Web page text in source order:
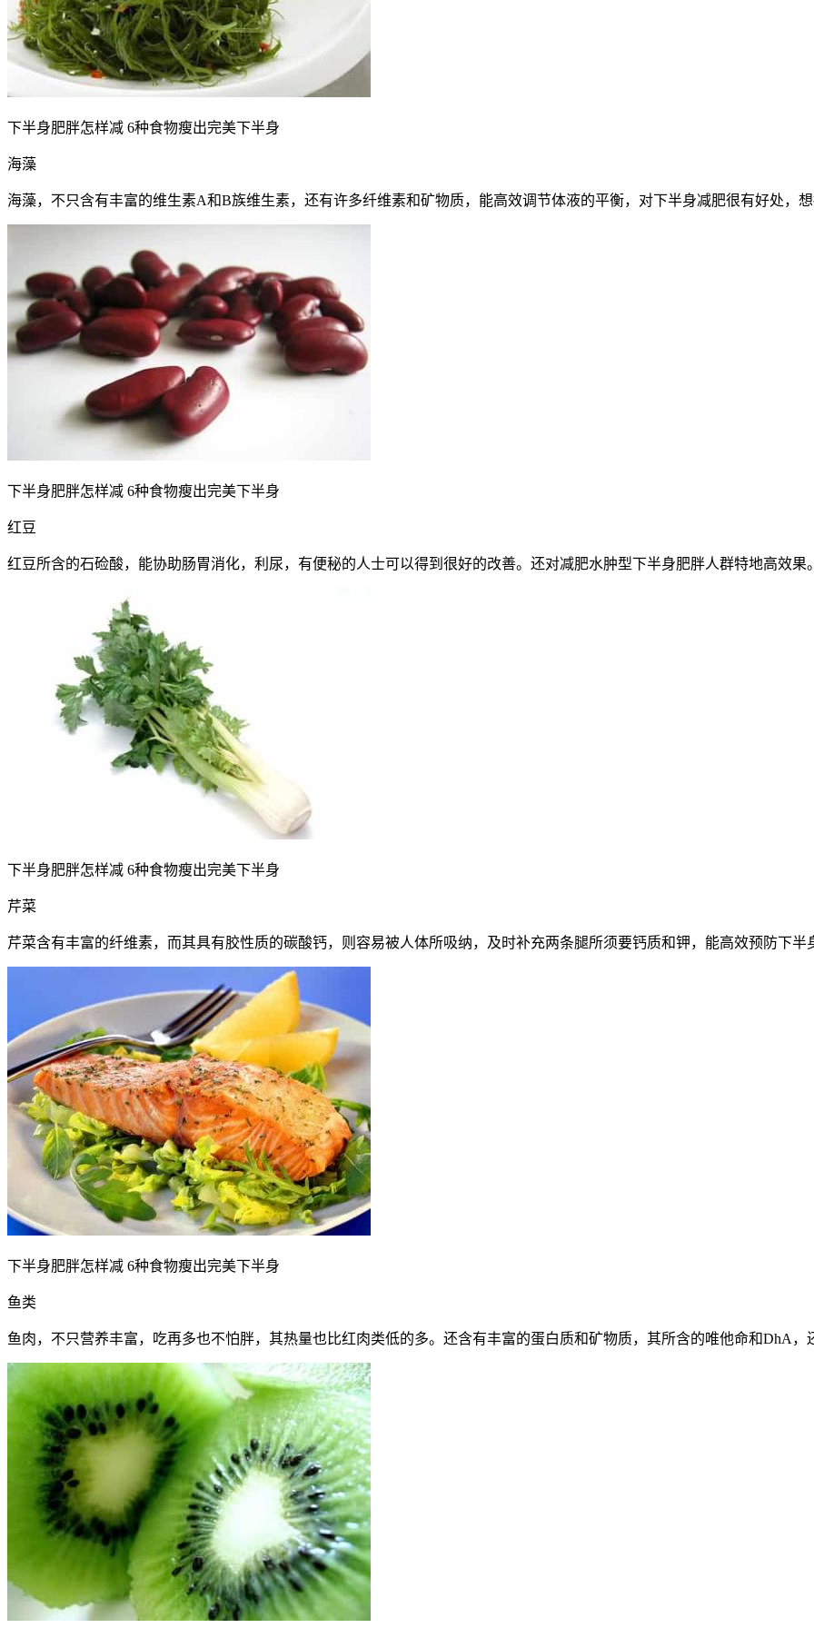
下半身肥胖怎样减 6种食物瘦出完美下半身
海藻
海藻，不只含有丰富的维生素A和B族维生素，还有许多纤维素和矿物质，能高效调节体液的平衡，对下半身减肥很有好处，
下半身肥胖怎样减 6种食物瘦出完美下半身
红豆
红豆所含的石硷酸，能协助肠胃消化，利尿，有便秘的人士可以得到很好的改善。还对减肥水肿型下半身肥胖人群特地高效果
下半身肥胖怎样减 6种食物瘦出完美下半身
芹菜
芹菜含有丰富的纤维素，而其具有胶性质的碳酸钙，则容易被人体所吸纳，及时补充两条腿所须要钙质和钾，能高效预防下半
下半身肥胖怎样减 6种食物瘦出完美下半身
鱼类
鱼肉，不只营养丰富，吃再多也不怕胖，其热量也比红肉类低的多。还含有丰富的蛋白质和矿物质，其所含的唯他命和DhA，